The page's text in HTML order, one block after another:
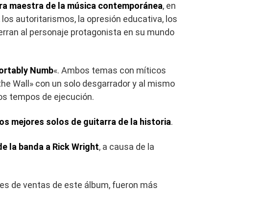
maestra de la música contemporánea, en
autoritarismos, la opresión educativa, los
al personaje protagonista en su mundo
Numb«. Ambos temas con míticos
Wall» con un solo desgarrador y al mismo
tempos de ejecución.
mejores solos de guitarra de la historia.
la banda a Rick Wright, a causa de la
de ventas de este álbum, fueron más